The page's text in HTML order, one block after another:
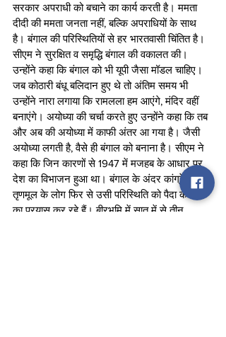
सरकार अपराधी को बचाने का कार्य करती है। ममता
दीदी की ममता जनता नहीं, बल्कि अपराधियों के साथ
है। बंगाल की परिस्थितियों से हर भारतवासी चिंतित है।
सीएम ने सुरक्षित व समृद्धि बंगाल की वकालत की।
उन्होंने कहा कि बंगाल को भी यूपी जैसा मॉडल चाहिए।
जब कोठारी बंधू बलिदान हुए थे तो अंतिम समय भी
उन्होंने नारा लगाया कि रामलला हम आएंगे, मंदिर वहीं
बनाएंगे। अयोध्या की चर्चा करते हुए उन्होंने कहा कि तब
और अब की अयोध्या में काफी अंतर आ गया है। जैसी
अयोध्या लगती है, वैसे ही बंगाल को बनाना है। सीएम ने
कहा कि जिन कारणों से 1947 में मजहब के आधार पर
देश का विभाजन हुआ था। बंगाल के अंदर कांग्रेस व
तृणमूल के लोग फिर से उसी परिस्थिति को पैदा करने
का प्रयास कर रहे हैं। बीरभूमि में सात में से तीन